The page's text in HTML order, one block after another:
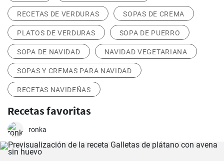
RECETAS DE VERDURAS SOPAS DE CREMA
PLATOS DE VERDURAS SOPA DE PUERRO
SOPA DE NAVIDAD NAVIDAD VEGETARIANA
SOPAS Y CREMAS PARA NAVIDAD
RECETAS NAVIDEÑAS
Recetas favoritas
ronka